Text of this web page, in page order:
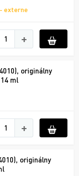
externe
+
originálny
ml
+
originálny